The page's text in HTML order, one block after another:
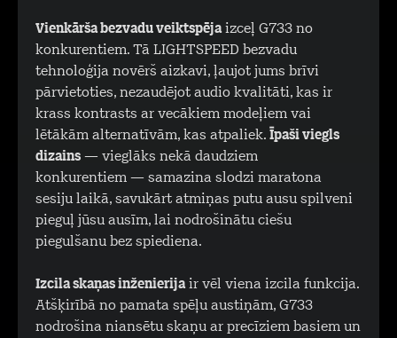
Vienkārša bezvadu veiktspējaizceļ G733 no
konkurentiem. Tā LIGHTSPEED bezvadu
tehnoloģija novērš aizkavi, ļaujot jums brīvi
pārvietoties, nezaudējot audio kvalitāti, kas ir
krass kontrasts ar vecākiem modeļiem vai
lētākām alternatīvām, kas atpaliek. Īpaši viegls
dizains — vieglāks nekā daudziem
konkurentiem — samazina slodzi maratona
sesiju laikā, savukārt atmiņas putu ausu spilveni
pieguļ jūsu ausīm, lai nodrošinātu ciešu
piegulšanu bez spiediena.
Izcila skaņas inženierijair vēl viena izcila funkcija.
Atšķirībā no pamata spēļu austiņām, G733
nodrošina niansētu skaņu ar precīziem basiem un